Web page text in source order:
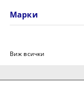
Марки
Виж всички